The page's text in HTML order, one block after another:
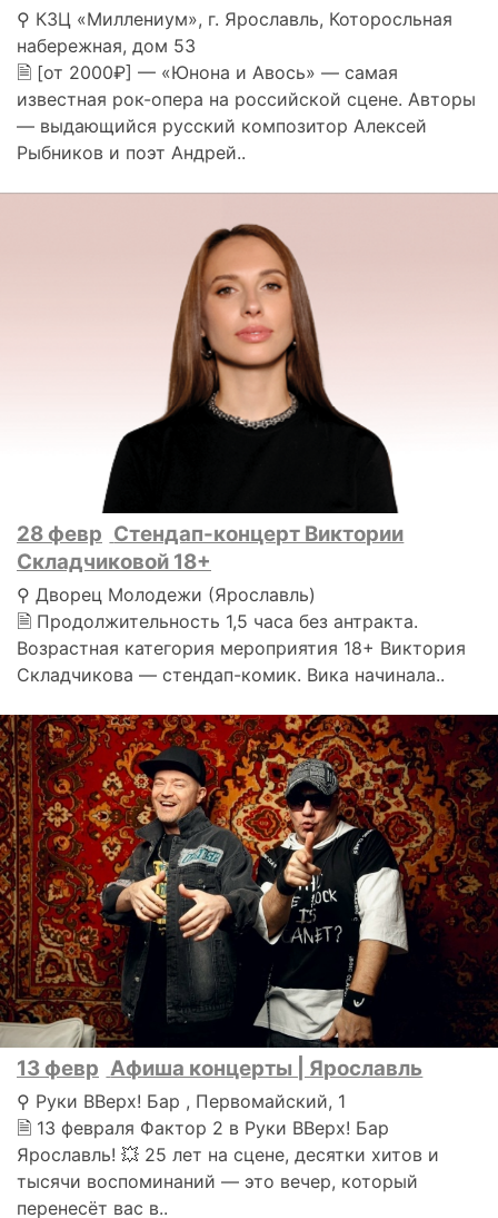
⚲ КЗЦ «Миллениум», г. Ярославль, Которосльная
набережная, дом 53
🗎 [от 2000₽] — «Юнона и Авось» — самая
известная рок-опера на российской сцене. Авторы
— выдающийся русский композитор Алексей
Рыбников и поэт Андрей..
28 февр Стендап-концерт Виктории
Складчиковой 18+
⚲ Дворец Молодежи (Ярославль)
🗎 Продолжительность 1,5 часа без антракта.
Возрастная категория мероприятия 18+ Виктория
Складчикова — стендап-комик. Вика начинала..
13 февр Афиша концерты | Ярославль
⚲ Руки ВВерх! Бар , Первомайский, 1
🗎 13 февраля Фактор 2 в Руки ВВерх! Бар
Ярославль! 💥 25 лет на сцене, десятки хитов и
тысячи воспоминаний — это вечер, который
перенесёт вас в..